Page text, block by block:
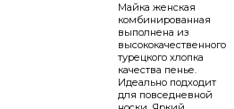
Майка женская
комбинированная
выполнена из
высококачественного
турецкого хлопка
качества пенье.
Идеально подходит
для повседневной